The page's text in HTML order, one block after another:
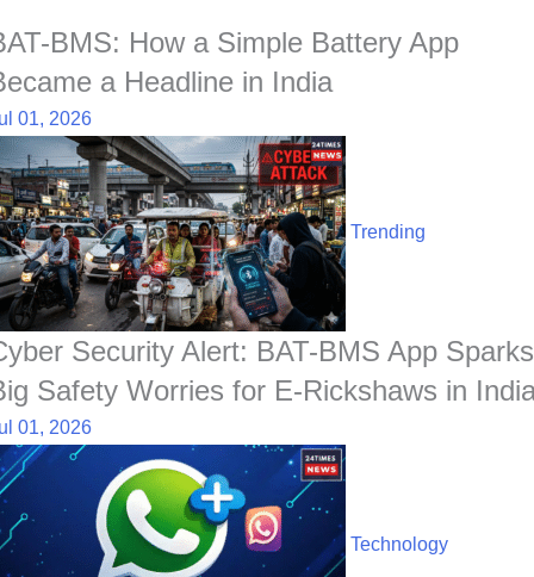
BMS: How a Simple Battery App
a Headline in India
01, 2026
Trending
Security Alert: BAT-BMS App Sparks
Safety Worries for E-Rickshaws in
01, 2026
Technology